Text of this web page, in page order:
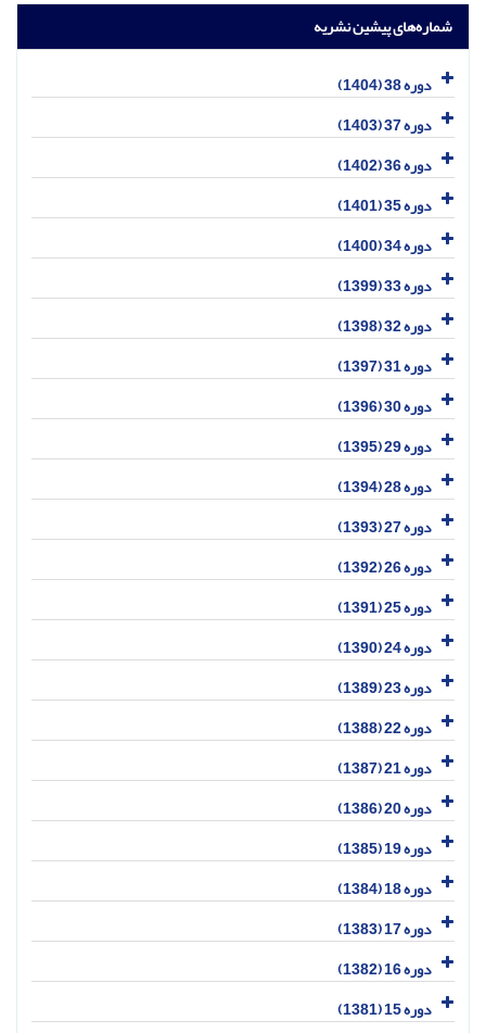
شماره‌های پیشین نشریه
دوره 38 (1404)
دوره 37 (1403)
دوره 36 (1402)
دوره 35 (1401)
دوره 34 (1400)
دوره 33 (1399)
دوره 32 (1398)
دوره 31 (1397)
دوره 30 (1396)
دوره 29 (1395)
دوره 28 (1394)
دوره 27 (1393)
دوره 26 (1392)
دوره 25 (1391)
دوره 24 (1390)
دوره 23 (1389)
دوره 22 (1388)
دوره 21 (1387)
دوره 20 (1386)
دوره 19 (1385)
دوره 18 (1384)
دوره 17 (1383)
دوره 16 (1382)
دوره 15 (1381)